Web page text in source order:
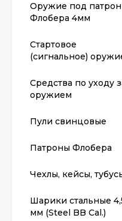
Оружие под патрон
Флобера 4мм
Стартовое
(сигнальное)
Средства по уходу
оружием
Пули свинцовые
Патроны Флобера
Чехлы, кейсы,
Шарики стальные
мм (Steel BB Cal.)